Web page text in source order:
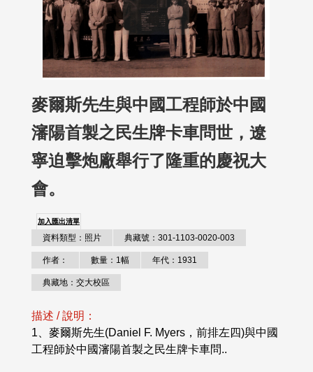
麥爾斯先生與中國工程師於中國
瀋陽首製之民生牌卡車問世，遼
寧迫擊炮廠舉行了隆重的慶祝大
會。
加入匯出清單
資料類型：照片 典藏號：301-1103-0020-003
作者： 數量：1幅 年代：1931
典藏地：交大校區
描述 / 說明：
1、麥爾斯先生(Daniel F. Myers，前排左四)與中國
工程師於中國瀋陽首製之民生牌卡車問..